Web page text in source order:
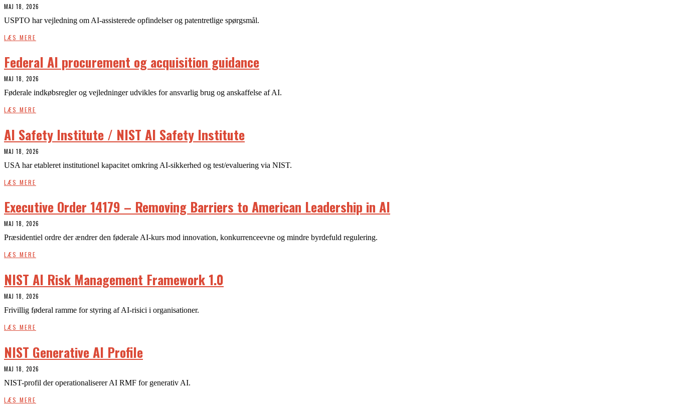
MAJ 18, 2026
USPTO har vejledning om AI-assisterede opfindelser og patentretlige spørgsmål.
LÆS MERE
Federal AI procurement og acquisition guidance
MAJ 18, 2026
Føderale indkøbsregler og vejledninger udvikles for ansvarlig brug og anskaffelse af AI.
LÆS MERE
AI Safety Institute / NIST AI Safety Institute
MAJ 18, 2026
USA har etableret institutionel kapacitet omkring AI-sikkerhed og test/evaluering via NIST.
LÆS MERE
Executive Order 14179 – Removing Barriers to American Leadership in AI
MAJ 18, 2026
Præsidentiel ordre der ændrer den føderale AI-kurs mod innovation, konkurrenceevne og mindre byrdefuld regulering.
LÆS MERE
NIST AI Risk Management Framework 1.0
MAJ 18, 2026
Frivillig føderal ramme for styring af AI-risici i organisationer.
LÆS MERE
NIST Generative AI Profile
MAJ 18, 2026
NIST-profil der operationaliserer AI RMF for generativ AI.
LÆS MERE